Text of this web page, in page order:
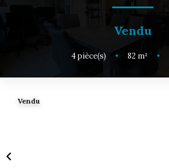
LOCATION
ESTIMATION
Vendu
4pièce(s) • 82 m² •
Vendu